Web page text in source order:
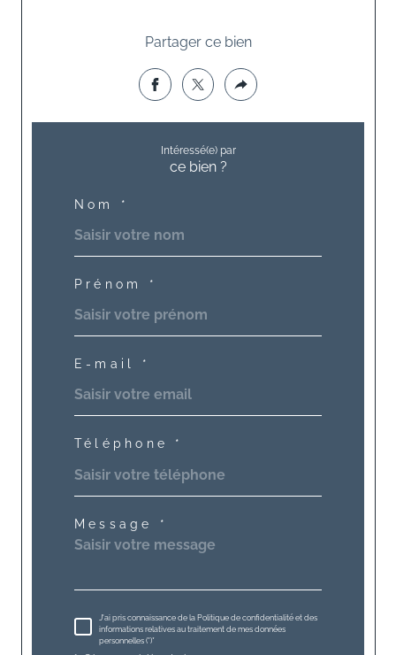
Partager ce bien
Intéressé(e) par
ce bien ?
Nom *
Prénom *
E-mail *
Téléphone *
Message *
J'ai pris connaissance de la Politique de confidentialité et des
informations relatives au traitement de mes données
personnelles (*)*